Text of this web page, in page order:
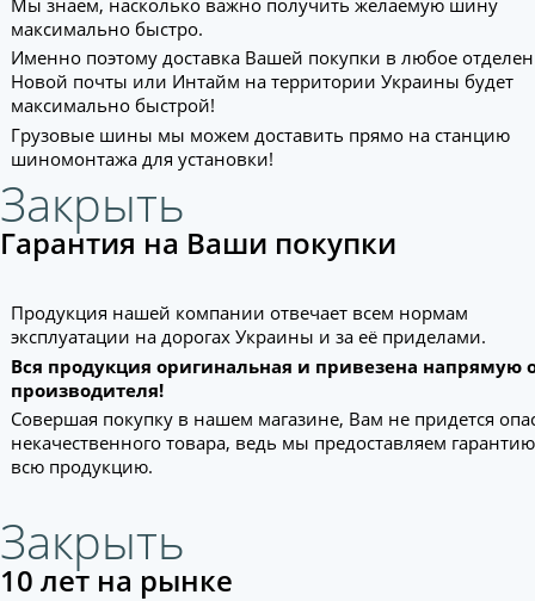
максимально быстро.
Именно поэтому доставка Вашей покупки в любое
Новой почты или Интайм на территории Украины будет
максимально быстрой!
Грузовые шины мы можем доставить прямо на станцию
шиномонтажа для установки!
Закрыть
Гарантия на Ваши покупки
Продукция нашей компании отвечает всем нормам
эксплуатации на дорогах Украины и за её приделами.
Вся продукция оригинальная и привезена напрямую
производителя!
Совершая покупку в нашем магазине, Вам не придется
некачественного товара, ведь мы предоставляем
всю продукцию.
Закрыть
10 лет на рынке